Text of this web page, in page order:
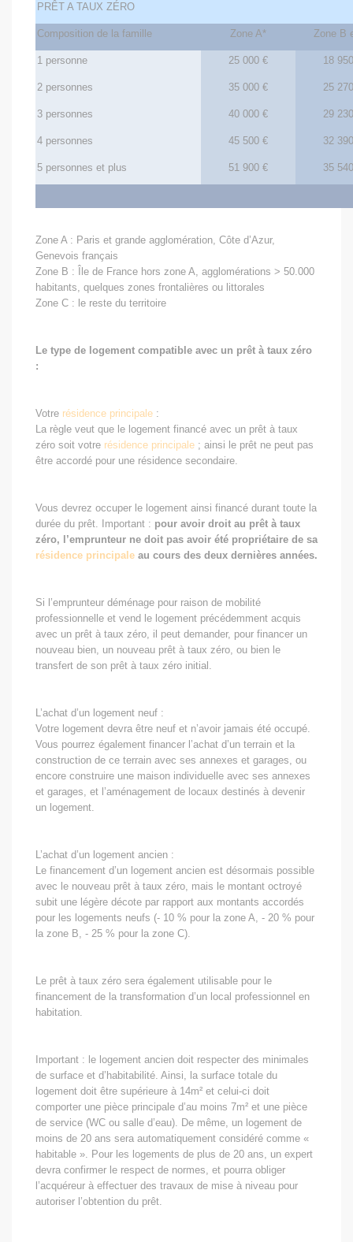
PRÊT A TAUX ZÉRO
Composition de la famille Zone A* Zone B
1 personne 25 000 € 18
2 personnes 35 000 € 25
3 personnes 40 000 € 29
4 personnes 45 500 € 32
5 personnes et plus 51 900 € 35
Zone A : Paris et grande agglomération, Côte d’Azur,
Genevois français
Zone B : Île de France hors zone A, agglomérations > 50.000
habitants, quelques zones frontalières ou littorales
Zone C : le reste du territoire
Le type de logement compatible avec un prêt à taux zéro
:
Votre résidence principale :
La règle veut que le logement financé avec un prêt à taux
zéro soit votre résidence principale ; ainsi le prêt ne peut pas
être accordé pour une résidence secondaire.
Vous devrez occuper le logement ainsi financé durant toute la
durée du prêt. Important : pour avoir droit au prêt à taux
zéro, l’emprunteur ne doit pas avoir été propriétaire de sa
résidence principale au cours des deux dernières années.
Si l’emprunteur déménage pour raison de mobilité
professionnelle et vend le logement précédemment acquis
avec un prêt à taux zéro, il peut demander, pour financer un
nouveau bien, un nouveau prêt à taux zéro, ou bien le
transfert de son prêt à taux zéro initial.
L’achat d’un logement neuf :
Votre logement devra être neuf et n’avoir jamais été occupé.
Vous pourrez également financer l’achat d’un terrain et la
construction de ce terrain avec ses annexes et garages, ou
encore construire une maison individuelle avec ses annexes
et garages, et l’aménagement de locaux destinés à devenir
un logement.
L’achat d’un logement ancien :
Le financement d’un logement ancien est désormais possible
avec le nouveau prêt à taux zéro, mais le montant octroyé
subit une légère décote par rapport aux montants accordés
pour les logements neufs (- 10 % pour la zone A, - 20 % pour
la zone B, - 25 % pour la zone C).
Le prêt à taux zéro sera également utilisable pour le
financement de la transformation d’un local professionnel en
habitation.
Important : le logement ancien doit respecter des minimales
de surface et d’habitabilité. Ainsi, la surface totale du
logement doit être supérieure à 14m² et celui-ci doit
comporter une pièce principale d’au moins 7m² et une pièce
de service (WC ou salle d’eau). De même, un logement de
moins de 20 ans sera automatiquement considéré comme «
habitable ». Pour les logements de plus de 20 ans, un expert
devra confirmer le respect de normes, et pourra obliger
l’acquéreur à effectuer des travaux de mise à niveau pour
autoriser l’obtention du prêt.